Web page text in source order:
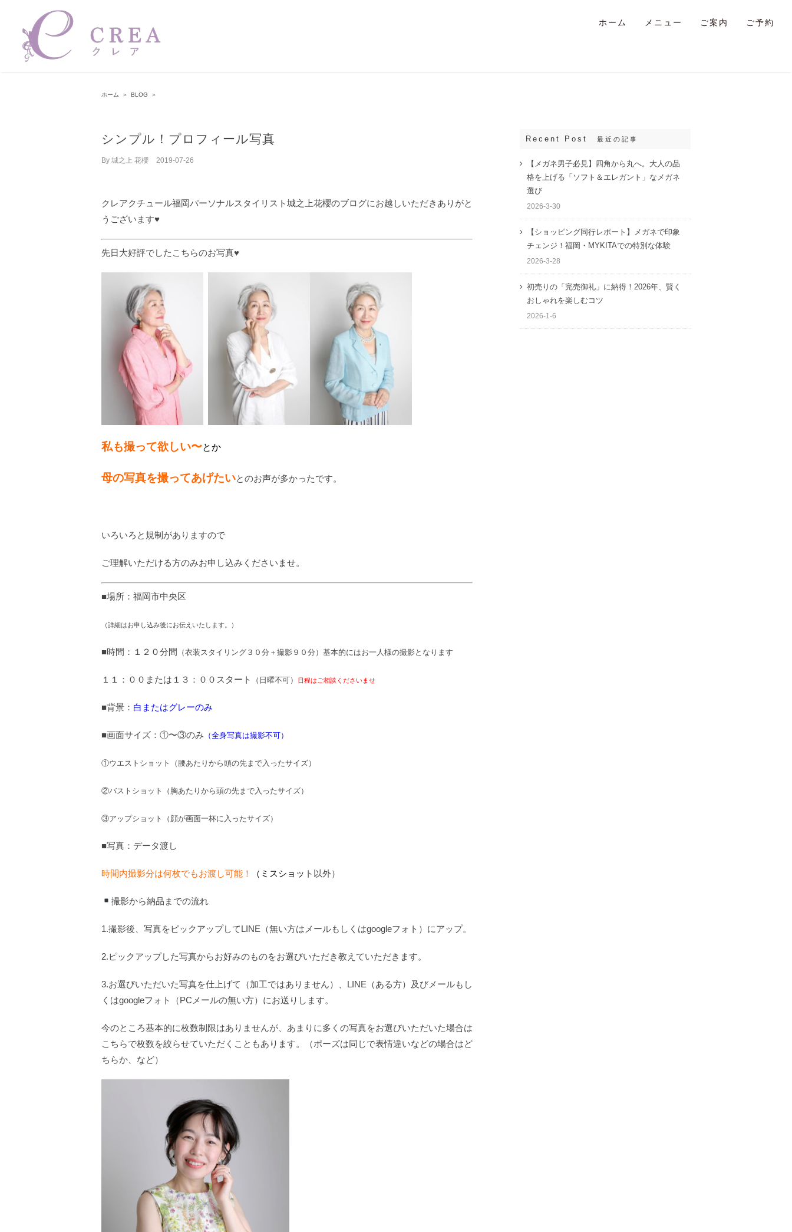
content
ホーム メニュー ご案内 ご予約
ホーム ＞ BLOG ＞
シンプル！プロフィール写真
By 城之上 花櫻 2019-07-26
クレアクチュール福岡パーソナルスタイリスト城之上花櫻のブログにお越しいただきありがと
うございます♥︎
先日大好評でしたこちらのお写真♥︎
私も撮って欲しい〜とか
母の写真を撮ってあげたいとのお声が多かったです。
いろいろと規制がありますので
ご理解いただける方のみお申し込みくださいませ。
■場所：福岡市中央区
（詳細はお申し込み後にお伝えいたします。）
■時間：１２０分間 （衣装スタイリング３ ０分＋撮影９０分）基本的にはお一人様の撮影となります
１１：００または１３：００スタート （日曜不可） 日程はご相談くださいませ
■背景： 白またはグレーのみ
■画面サイズ：①〜③のみ （全身写真は撮影不可）
①ウエストショット（腰あたりから頭の先まで入ったサイズ）
②バストショット（胸あたりから頭の先まで入ったサイズ）
③アップショット（顔が画面一杯に入ったサイズ）
■写真：データ渡し
時間内撮影分は何枚でもお渡し可能！ （ ミスショッ ト以外）
撮影から納品までの流れ
1.撮影後、写真をピックアップしてLINE（無い方はメールもしくはgoogleフォト）にアップ。
2.ピックアップした写真からお好みのものをお選びいただき教えていただきます。
3.お選びいただいた写真を仕上げて（加工ではありません）、LINE（ある方）及びメールもし
くはgoogleフォト（PCメールの無い方）にお送りします。
今のところ基本的に枚数制限はありませんが、あまりに多くの写真をお選びいただいた場合は
こちらで枚数を絞らせていただくこともあります。（ポーズは同じで表情違いなどの場合はど
ちらか、など）
Recent Post 最近の記事
【メガネ男子必見】四角から丸へ。大人の品
格を上げる「ソフト＆エレガント」なメガネ
選び
2026-3-30
【ショッピング同行レポート】メガネで印象
チェンジ！福岡・MYKITAでの特別な体験
2026-3-28
初売りの「完売御礼」に納得！2026年、賢く
おしゃれを楽しむコツ
2026-1-6